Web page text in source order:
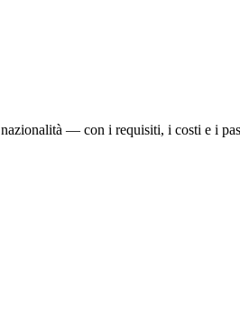
— con i requisiti, i costi e i